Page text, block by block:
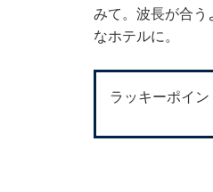
みて。波長が合う
なホテルに。
ラッキーポイ